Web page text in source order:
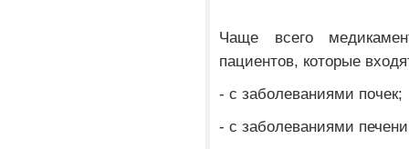
Чаще всего
пациентов, которые
- с заболеваниями почек;
- с заболеваниями